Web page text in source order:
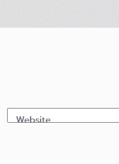
Website